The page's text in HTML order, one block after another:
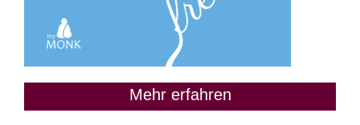
Mehr erfahren